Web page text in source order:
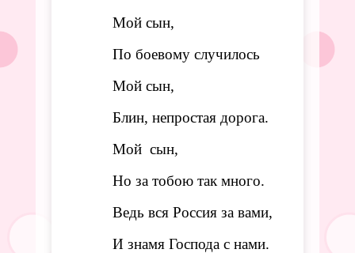
Мой сын,
По боевому случилось
Мой сын,
Блин, непростая дорога.
Мой сын,
Но за тобою так много.
Ведь вся Россия за вами,
И знамя Господа с нами.